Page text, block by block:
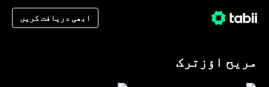
ابھی دریافت کریں
مریح اؤزترک